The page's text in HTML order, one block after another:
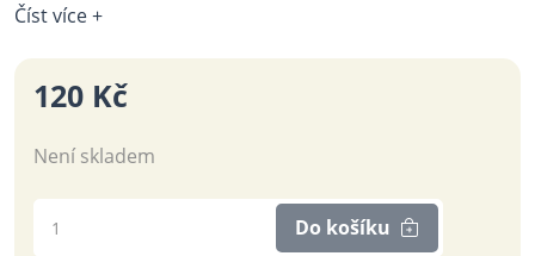
Číst více +
120 Kč
Není skladem
Do košíku